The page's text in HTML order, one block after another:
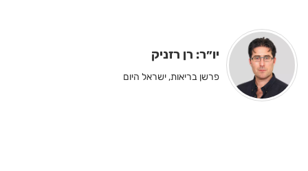
יו״ר: רן רזניק
פרשן בריאות, ישראל היום